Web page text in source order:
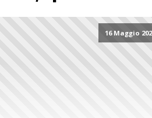
16 Maggio